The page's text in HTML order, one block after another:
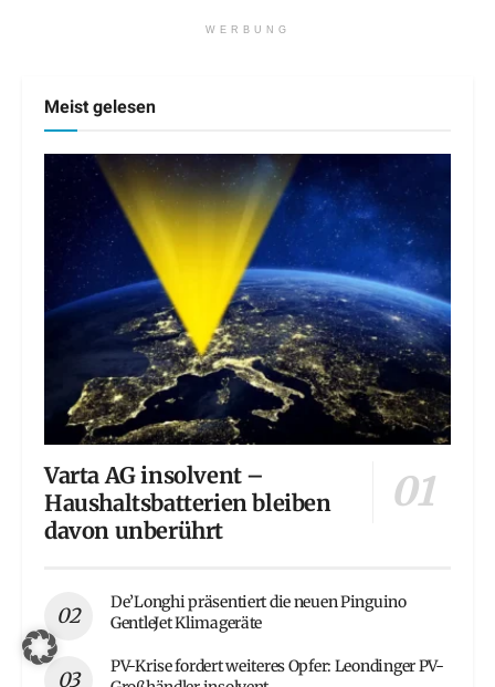
WERBUNG
Meist gelesen
Varta AG insolvent –
Haushaltsbatterien bleiben
davon unberührt
De’Longhi präsentiert die neuen Pinguino
GentleJet Klimageräte
PV-Krise fordert weiteres Opfer: Leondinger PV-